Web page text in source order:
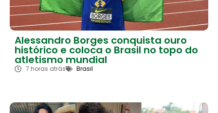
Alessandro Borges conquista ouro
histórico e coloca o Brasil no topo do
atletismo mundial
7 horas atrás Brasil